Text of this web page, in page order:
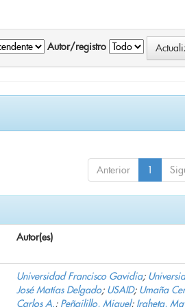
Autor/registro
Anterior 1
Autor(es)
Universidad Francisco Gavidia;
José Matías Delgado; USAID; Umaña
Carlos A.; Peñailillo, Miguel; Iraheta,